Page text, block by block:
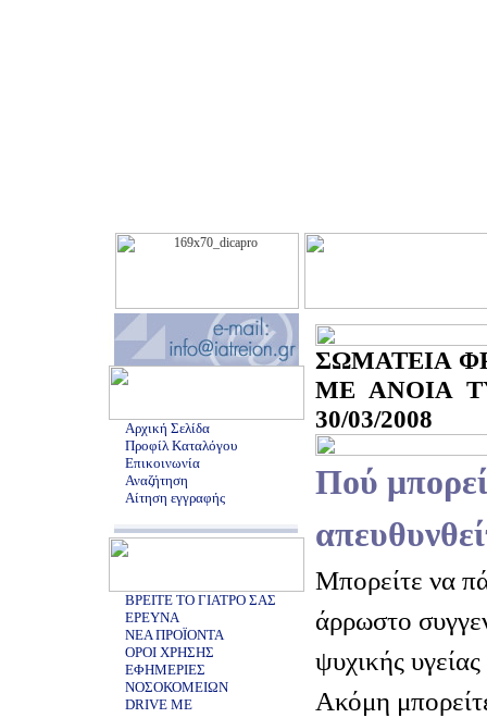
Αρχική Σελίδα
Προφίλ Καταλόγου
Επικοινωνία
Αναζήτηση
Αίτηση εγγραφής
ΒΡΕΙΤΕ ΤΟ ΓΙΑΤΡΟ ΣΑΣ
ΕΡΕΥΝΑ
ΝΕΑ ΠΡΟΪΟΝΤΑ
ΟΡΟΙ ΧΡΗΣΗΣ
ΕΦΗΜΕΡΙΕΣ
ΝΟΣΟΚΟΜΕΙΩΝ
DRIVE ME
ΣΩΜΑΤΕΙΑ
ΜΕ ΑΝΟΙΑ
30/03/2008
Πού
Μπορείτε να
άρρωστο
ψυχικής
Ακόμη